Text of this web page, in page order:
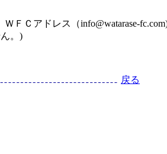
Ｃアドレス（info@watarase-
。)
戻る